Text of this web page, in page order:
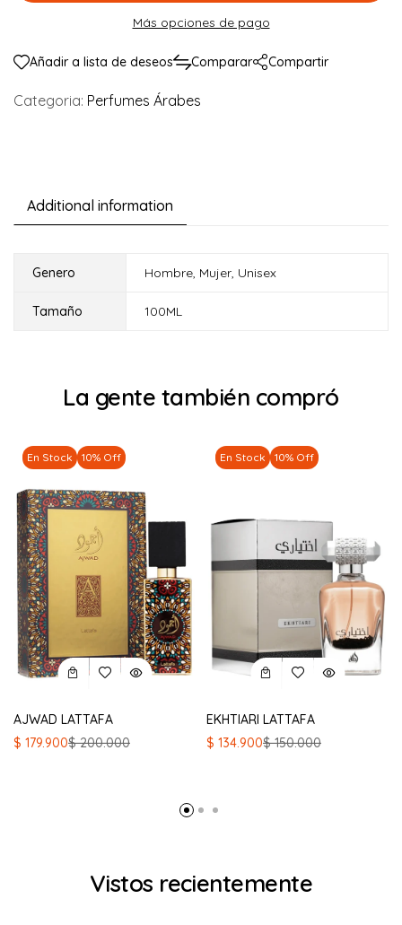
Más opciones de pago
Añadir a lista de deseos Comparar Compartir
Categoria: Perfumes Árabes
Additional information
Genero Hombre, Mujer, Unisex
Tamaño 100ML
La gente también compró
En Stock 10% Off
AJWAD LATTAFA
$200.000
El
$ 179.900
El
En Stock 10% Off
EKHTIARI LATTAFA
$150.000
El
$ 150.000.
$ 134.900
El
$ 134.900.
Vistos recientemente